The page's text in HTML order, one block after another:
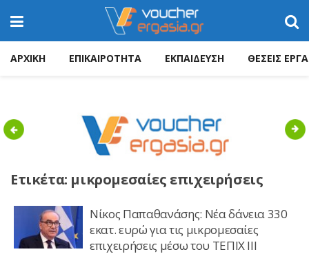
ΑΡΧΙΚΗ ΕΠΙΚΑΙΡΟΤΗΤΑ ΕΚΠΑΙΔΕΥΣΗ ΘΕΣΕΙΣ
Previous
Ετικέτα: μικρομεσαίες επιχειρήσεις
Νίκος Παπαθανάσης: Νέα δάνεια 330
εκατ. ευρώ για τις μικρομεσαίες
επιχειρήσεις μέσω του ΤΕΠΙΧ ΙΙΙ